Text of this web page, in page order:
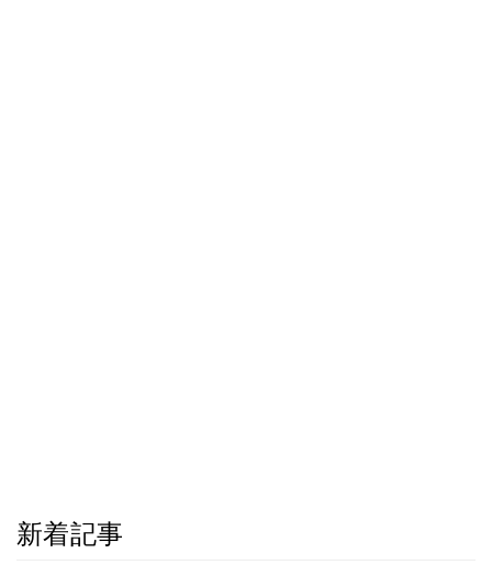
新着記事